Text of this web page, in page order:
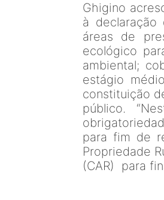
Ghigino
à
áreas de
ecológico
ambiental;
estágio
constituição
público.
para fim de
Propriedade
(CAR) para